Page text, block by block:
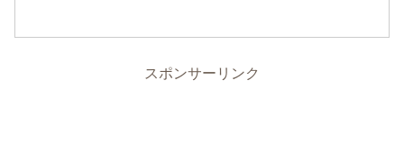
スポンサーリンク